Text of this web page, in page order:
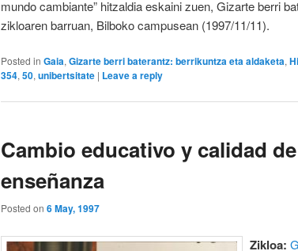
mundo cambiante” hitzaldia eskaini zuen, Gizarte berri
zikloaren barruan, Bilboko campusean (1997/11/11).
Posted in Gaia, Gizarte berri baterantz: berrikuntza eta aldaketa,
354, 50, unibertsitate | Leave a reply
Cambio educativo y calidad
enseñanza
Posted on 6 May, 1997
Zikloa: